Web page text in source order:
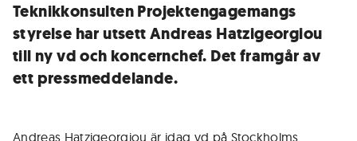
Teknikkonsulten Projektengagemangs
styrelse har utsett Andreas Hatzigeorgiou
till ny vd och koncernchef. Det framgår av
ett pressmeddelande.
Andreas Hatzigeorgiou är idag vd på Stockholms